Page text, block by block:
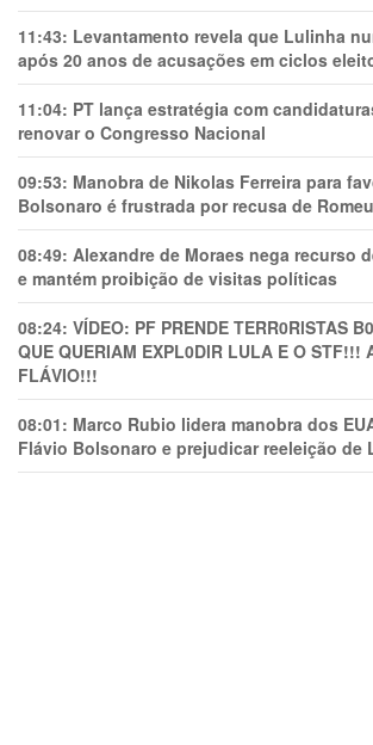
11:43: Levantamento revela que Lulinha
após 20 anos de acusações em ciclos
11:04: PT lança estratégia com
renovar o Congresso Nacional
09:53: Manobra de Nikolas Ferreira para
Bolsonaro é frustrada por recusa de
08:49: Alexandre de Moraes nega recurso
e mantém proibição de visitas políticas
08:24: VÍDEO: PF PRENDE TERR0RlSTAS
QUE QUERIAM EXPL0DlR LULA E O STF!!!
FLÁVIO!!!
08:01: Marco Rubio lidera manobra dos
Flávio Bolsonaro e prejudicar reeleição de